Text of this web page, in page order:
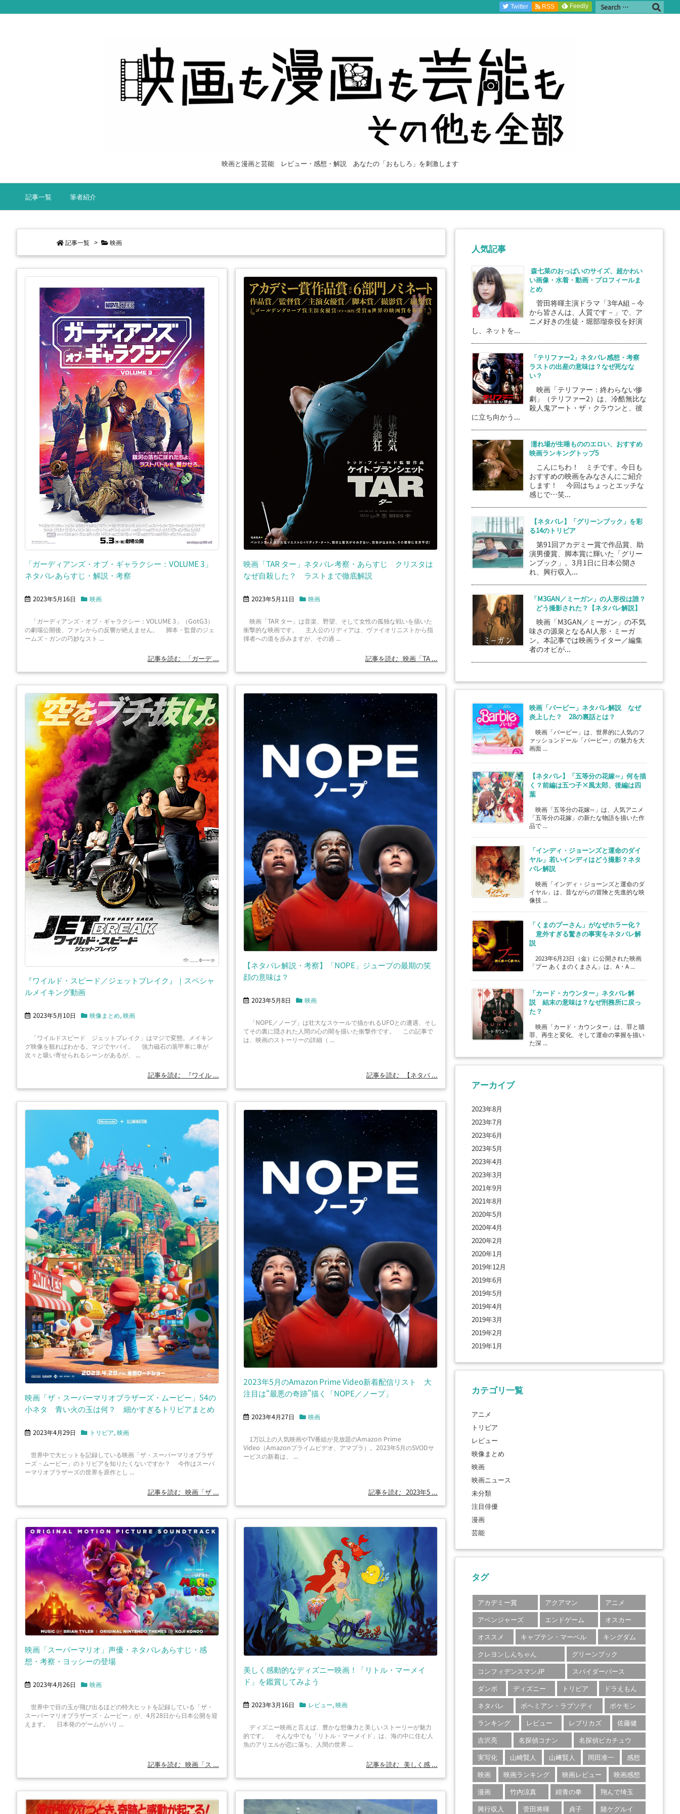
映画と漫画と芸能 レビュー・感想・解説 あなたの「おもしろ」を刺激します
記事一覧 筆者紹介
Twitter RSS Feedly
記事一覧 > 映画
「ガーディアンズ・オブ・ギャラクシー：VOLUME 3」
ネタバレあらすじ・解説・考察
2023年5月16日 映画
「ガーディアンズ・オブ・ギャラクシー：VOLUME 3」（GotG3）
の劇場公開後、ファンからの反響が絶えません。 脚本・監督のジェ
ームズ・ガンの巧妙なスト ...
記事を読む 「ガーデ ...
映画「TAR ター」ネタバレ考察・あらすじ クリスタは
なぜ自殺した？ ラストまで徹底解説
2023年5月11日 映画
映画「TAR ター」は音楽、野望、そして女性の孤独な戦いを描いた
衝撃的な映画です。 主人公のリディアは、ヴァイオリニストから指
揮者への道を歩みますが、その過 ...
記事を読む 映画「TA ...
『ワイルド・スピード／ジェットブレイク』｜スペシャ
ルメイキング動画
2023年5月10日 映像まとめ,映画
「ワイルドスピード ジェットブレイク」はマジで変態。メイキン
グ映像を観ればわかる。マジでヤバイ。 強力磁石の装甲車に車が
次々と吸い寄せられるシーンがあるが、 ...
記事を読む 『ワイル ...
【ネタバレ解説・考察】「NOPE」ジュープの最期の笑
顔の意味は？
2023年5月8日 映画
「NOPE／ノープ」は壮大なスケールで描かれるUFOとの遭遇、そし
てその裏に隠された人間の心の闇を描いた衝撃作です。 この記事で
は、映画のストーリーの詳細（ ...
記事を読む 【ネタバ ...
映画「ザ・スーパーマリオブラザーズ・ムービー」54の
小ネタ 青い火の玉は何？ 細かすぎるトリビアまとめ
2023年4月29日 トリビア,映画
世界中で大ヒットを記録している映画「ザ・スーパーマリオブラザ
ーズ・ムービー」のトリビアを知りたくないですか？ 今作はスーパ
ーマリオブラザーズの世界を原作とし ...
記事を読む 映画「ザ ...
2023年5月のAmazon Prime Video新着配信リスト 大
注目は“最悪の奇跡”描く「NOPE／ノープ」
2023年4月27日 映画
1万以上の人気映画やTV番組が見放題のAmazon Prime
Video（Amazonプライムビデオ、アマプラ）。2023年5月のSVODサ
ービスの新着は、 ...
記事を読む 2023年5 ...
映画「スーパーマリオ」声優・ネタバレあらすじ・感
想・考察・ヨッシーの登場
2023年4月26日 映画
世界中で目の玉が飛び出るほどの特大ヒットを記録している「ザ・
スーパーマリオブラザーズ・ムービー」が、4月28日から日本公開を迎
えます。 日本発のゲームがハリ ...
記事を読む 映画「ス ...
美しく感動的なディズニー映画！「リトル・マーメイ
ド」を鑑賞してみよう
2023年3月16日 レビュー,映画
ディズニー映画と言えば、豊かな想像力と美しいストーリーが魅力
的です。 そんな中でも「リトル・マーメイド」は、海の中に住む人
魚のアリエルが恋に落ち、人間の世界 ...
記事を読む 美しく感 ...
人気記事
森七菜のおっぱいのサイズ、超かわい
い画像・水着・動画・プロフィールま
とめ
菅田将暉主演ドラマ「3年A組－今
から皆さんは、人質です－」で、ア
ニメ好きの生徒・堀部瑠奈役を好演
し、ネットを...
「テリファー2」ネタバレ感想・考察
ラストの出産の意味は？なぜ死なな
い？
映画「テリファー：終わらない惨
劇」（テリファー2）は、冷酷無比な
殺人鬼アート・ザ・クラウンと、彼
に立ち向かう...
濡れ場が生唾もののエロい、おすすめ
映画ランキングトップ5
こんにちわ！ ミチです。今日も
おすすめの映画をみなさんにご紹介
します！ 今回はちょっとエッチな
感じで…笑...
【ネタバレ】「グリーンブック」を彩
る14のトリビア
第91回アカデミー賞で作品賞、助
演男優賞、脚本賞に輝いた「グリー
ンブック」。3月1日に日本公開さ
れ、興行収入...
「M3GAN／ミーガン」の人形役は誰？
どう撮影された？【ネタバレ解説】
映画「M3GAN／ミーガン」の不気
味さの源泉となるAI人形・ミーガ
ン。本記事では映画ライター／編集
者のオビが...
映画「バービー」ネタバレ解説 なぜ
炎上した？ 28の裏話とは？
映画「バービー」は、世界的に人気のフ
ァッションドール「バービー」の魅力を大
画面 ...
【ネタバレ】「五等分の花嫁∽」何を描
く？前編は五つ子×風太郎、後編は四
葉
映画「五等分の花嫁∽」は、人気アニメ
「五等分の花嫁」の新たな物語を描いた作
品で ...
「インディ・ジョーンズと運命のダイ
ヤル」若いインディはどう撮影？ネタ
バレ解説
映画「インディ・ジョーンズと運命のダ
イヤル」は、昔ながらの冒険と先進的な映
像技 ...
「くまのプーさん」がなぜホラー化？
意外すぎる驚きの事実をネタバレ解
説
2023年6月23日（金）に公開された映画
「プー あくまのくまさん」は、A・A ...
「カード・カウンター」ネタバレ解
説 結末の意味は？なぜ刑務所に戻っ
た？
映画「カード・カウンター」は、罪と贖
罪、再生と変化、そして運命の掌握を描い
た深 ...
アーカイブ
2023年8月
2023年7月
2023年6月
2023年5月
2023年4月
2023年3月
2021年9月
2021年8月
2020年5月
2020年4月
2020年2月
2020年1月
2019年12月
2019年6月
2019年5月
2019年4月
2019年3月
2019年2月
2019年1月
カテゴリ一覧
アニメ
トリビア
レビュー
映像まとめ
映画
映画ニュース
未分類
注目俳優
漫画
芸能
タグ
アカデミー賞 アクアマン
アニメ
アベンジャーズ
エンドゲーム
オスカー
オススメ
キャプテン・マーベル
キングダム
クレヨンしんちゃん
グリーンブック
コンフィデンスマンJP
スパイダーバース
ダンボ
ディズニー トリビア
ドラえもん
ネタバレ
ボヘミアン・ラプソディ
ポケモン
ランキング
レビュー レプリカズ
佐藤健
吉沢亮
名探偵コナン
名探偵ピカチュウ
実写化
山崎賢人 山﨑賢人 岡田准一
感想
映画
映画ランキング 映画レビュー
映画感想
漫画
竹内涼真 紺青の拳
翔んで埼玉
興行収入
菅田将暉 貞子 賭ケグルイ